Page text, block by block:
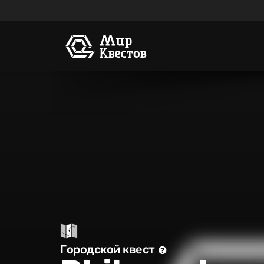
Городской квест